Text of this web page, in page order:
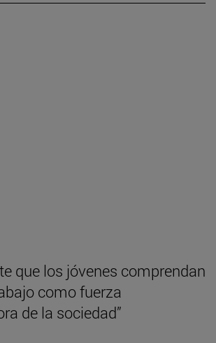
que los jóvenes comprendan
como fuerza
de la sociedad”